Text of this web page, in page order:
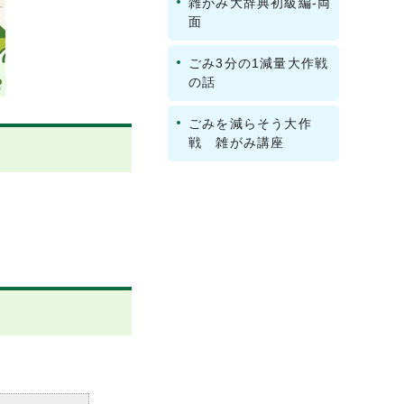
面
ごみ3分の1減量大作戦
の話
ごみを減らそう大作
戦 雑がみ講座